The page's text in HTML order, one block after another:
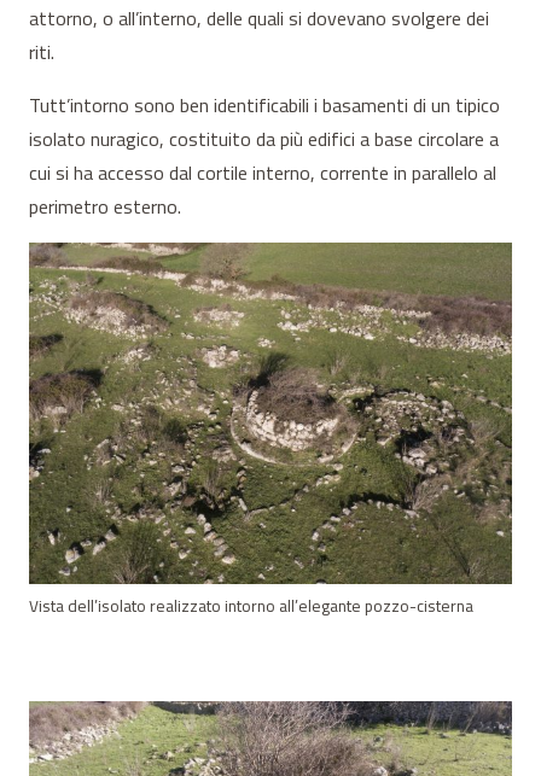
attorno, o all’interno, delle quali si dovevano svolgere dei
riti.
Tutt’intorno sono ben identificabili i basamenti di un tipico
isolato nuragico, costituito da più edifici a base circolare a
cui si ha accesso dal cortile interno, corrente in parallelo al
perimetro esterno.
Vista dell’isolato realizzato intorno all’elegante pozzo-cisterna